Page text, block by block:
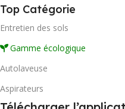
Top Catégorie
Entretien des sols
Gamme écologique
Autolaveuse
Aspirateurs